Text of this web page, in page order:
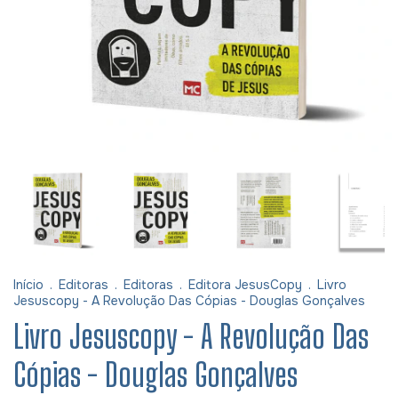
Início . Editoras . Editoras . Editora JesusCopy . Livro
Jesuscopy - A Revolução Das Cópias - Douglas Gonçalves
Livro Jesuscopy - A Revolução Das
Cópias - Douglas Gonçalves